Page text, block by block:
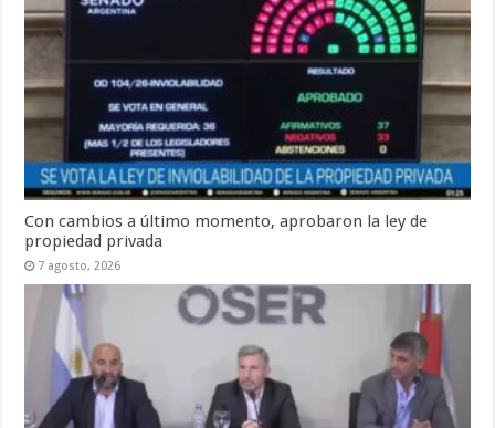
Con cambios a último momento, aprobaron la ley de
propiedad privada
7 agosto, 2026